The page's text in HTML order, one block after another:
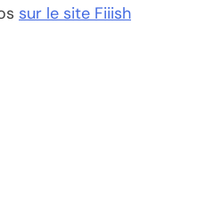
sur le site Fiiish